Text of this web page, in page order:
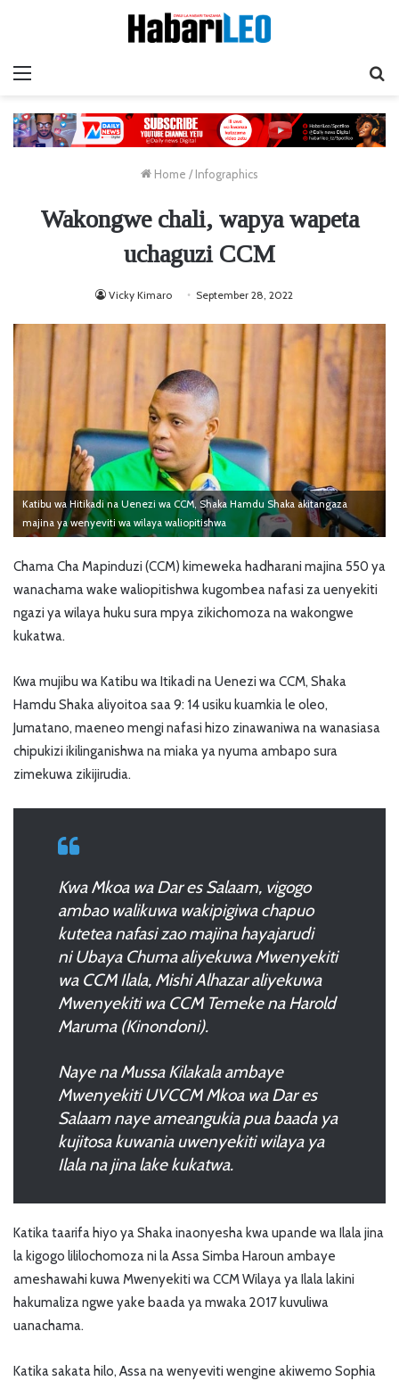
Home / Infographics
Wakongwe chali, wapya wapeta
uchaguzi CCM
Vicky Kimaro September 28, 2022
Katibu wa Hitikadi na Uenezi wa CCM, Shaka Hamdu Shaka akitangaza
majina ya wenyeviti wa wilaya waliopitishwa
Chama Cha Mapinduzi (CCM) kimeweka hadharani majina 550 ya
wanachama wake waliopitishwa kugombea nafasi za uenyekiti
ngazi ya wilaya huku sura mpya zikichomoza na wakongwe
kukatwa.
Kwa mujibu wa Katibu wa Itikadi na Uenezi wa CCM, Shaka
Hamdu Shaka aliyoitoa saa 9: 14 usiku kuamkia le oleo,
Jumatano, maeneo mengi nafasi hizo zinawaniwa na wanasiasa
chipukizi ikilinganishwa na miaka ya nyuma ambapo sura
zimekuwa zikijirudia.
Kwa Mkoa wa Dar es Salaam, vigogo
ambao walikuwa wakipigiwa chapuo
kutetea nafasi zao majina hayajarudi
ni Ubaya Chuma aliyekuwa Mwenyekiti
wa CCM Ilala, Mishi Alhazar aliyekuwa
Mwenyekiti wa CCM Temeke na Harold
Maruma (Kinondoni).
Naye na Mussa Kilakala ambaye
Mwenyekiti UVCCM Mkoa wa Dar es
Salaam naye ameangukia pua baada ya
kujitosa kuwania uwenyekiti wilaya ya
Ilala na jina lake kukatwa.
Katika taarifa hiyo ya Shaka inaonyesha kwa upande wa Ilala jina
la kigogo lililochomoza ni la Assa Simba Haroun ambaye
ameshawahi kuwa Mwenyekiti wa CCM Wilaya ya Ilala lakini
hakumaliza ngwe yake baada ya mwaka 2017 kuvuliwa
uanachama.
Katika sakata hilo, Assa na wenyeviti wengine akiwemo Sophia